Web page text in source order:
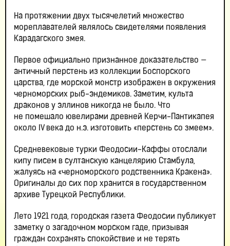
На протяжении двух тысячелетий множество
мореплавателей являлось свидетелями появления
Карадагского змея.
Первое официально признанное доказательство —
античный перстень из коллекции Боспорского
царства, где морской монстр изображен в окружения
черноморских рыб-эндемиков. Заметим, культа
драконов у эллинов никогда не было. Что
не помешало ювелирами древней Керчи-Пантикапея
около IV века до н.э. изготовить «перстень со змеем».
Средневековые турки Феодосии-Каффы отослали
кипу писем в султанскую канцелярию Стамбула,
жалуясь на «черноморского родственника Кракена».
Оригиналы до сих пор хранится в государственном
архиве Турецкой Республики.
Лето 1921 года, городская газета Феодосии публикует
заметку о загадочном морском гаде, призывая
граждан сохранять спокойствие и не терять